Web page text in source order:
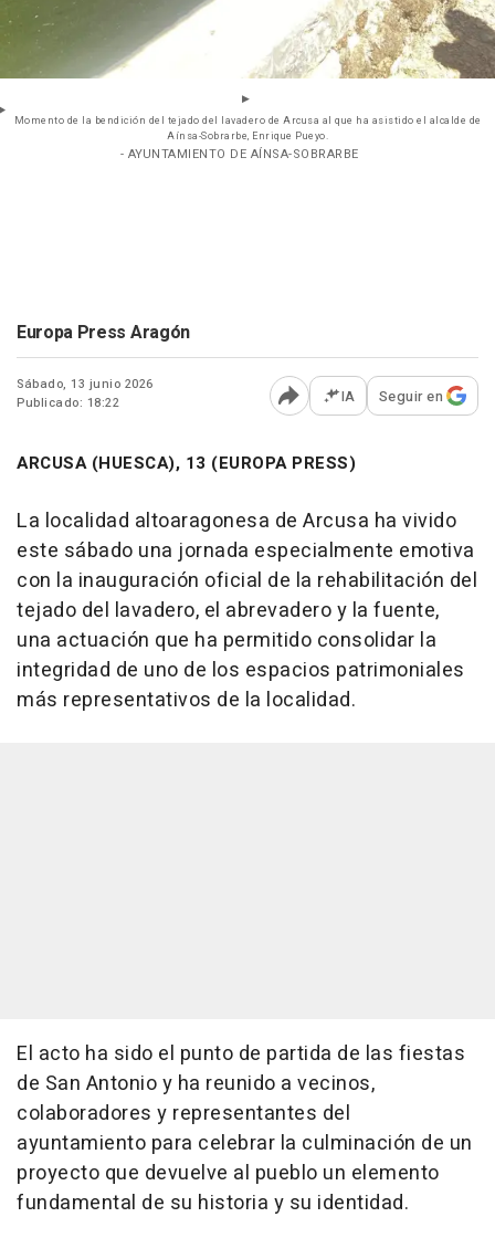
Momento de la bendición del tejado del lavadero de Arcusa al que ha asistido el alcalde de
Aínsa-Sobrarbe, Enrique Pueyo.
- AYUNTAMIENTO DE AÍNSA-SOBRARBE
Europa Press Aragón
Sábado, 13 junio 2026
Publicado: 18:22
Abrir opciones para
IA Seguir en
ARCUSA (HUESCA), 13 (EUROPA PRESS)
La localidad altoaragonesa de Arcusa ha vivido
este sábado una jornada especialmente emotiva
con la inauguración oficial de la rehabilitación del
tejado del lavadero, el abrevadero y la fuente,
una actuación que ha permitido consolidar la
integridad de uno de los espacios patrimoniales
más representativos de la localidad.
El acto ha sido el punto de partida de las fiestas
de San Antonio y ha reunido a vecinos,
colaboradores y representantes del
ayuntamiento para celebrar la culminación de un
proyecto que devuelve al pueblo un elemento
fundamental de su historia y su identidad.